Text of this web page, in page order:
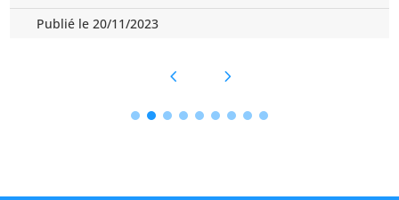
Publié le 11/11/2023